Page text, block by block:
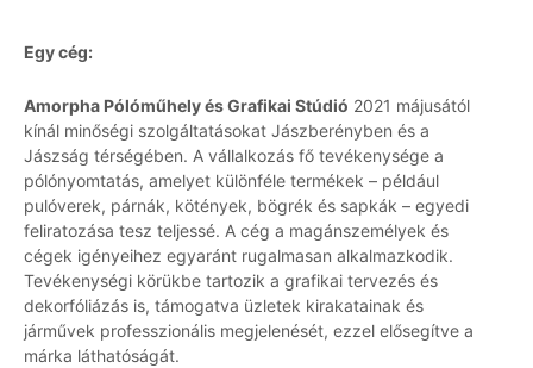
Egy cég:
Amorpha Pólóműhely és Grafikai Stúdió 2021 májusától
kínál minőségi szolgáltatásokat Jászberényben és a
Jászság térségében. A vállalkozás fő tevékenysége a
pólónyomtatás, amelyet különféle termékek – például
pulóverek, párnák, kötények, bögrék és sapkák – egyedi
feliratozása tesz teljessé. A cég a magánszemélyek és
cégek igényeihez egyaránt rugalmasan alkalmazkodik.
Tevékenységi körükbe tartozik a grafikai tervezés és
dekorfóliázás is, támogatva üzletek kirakatainak és
járművek professzionális megjelenését, ezzel elősegítve a
márka láthatóságát.